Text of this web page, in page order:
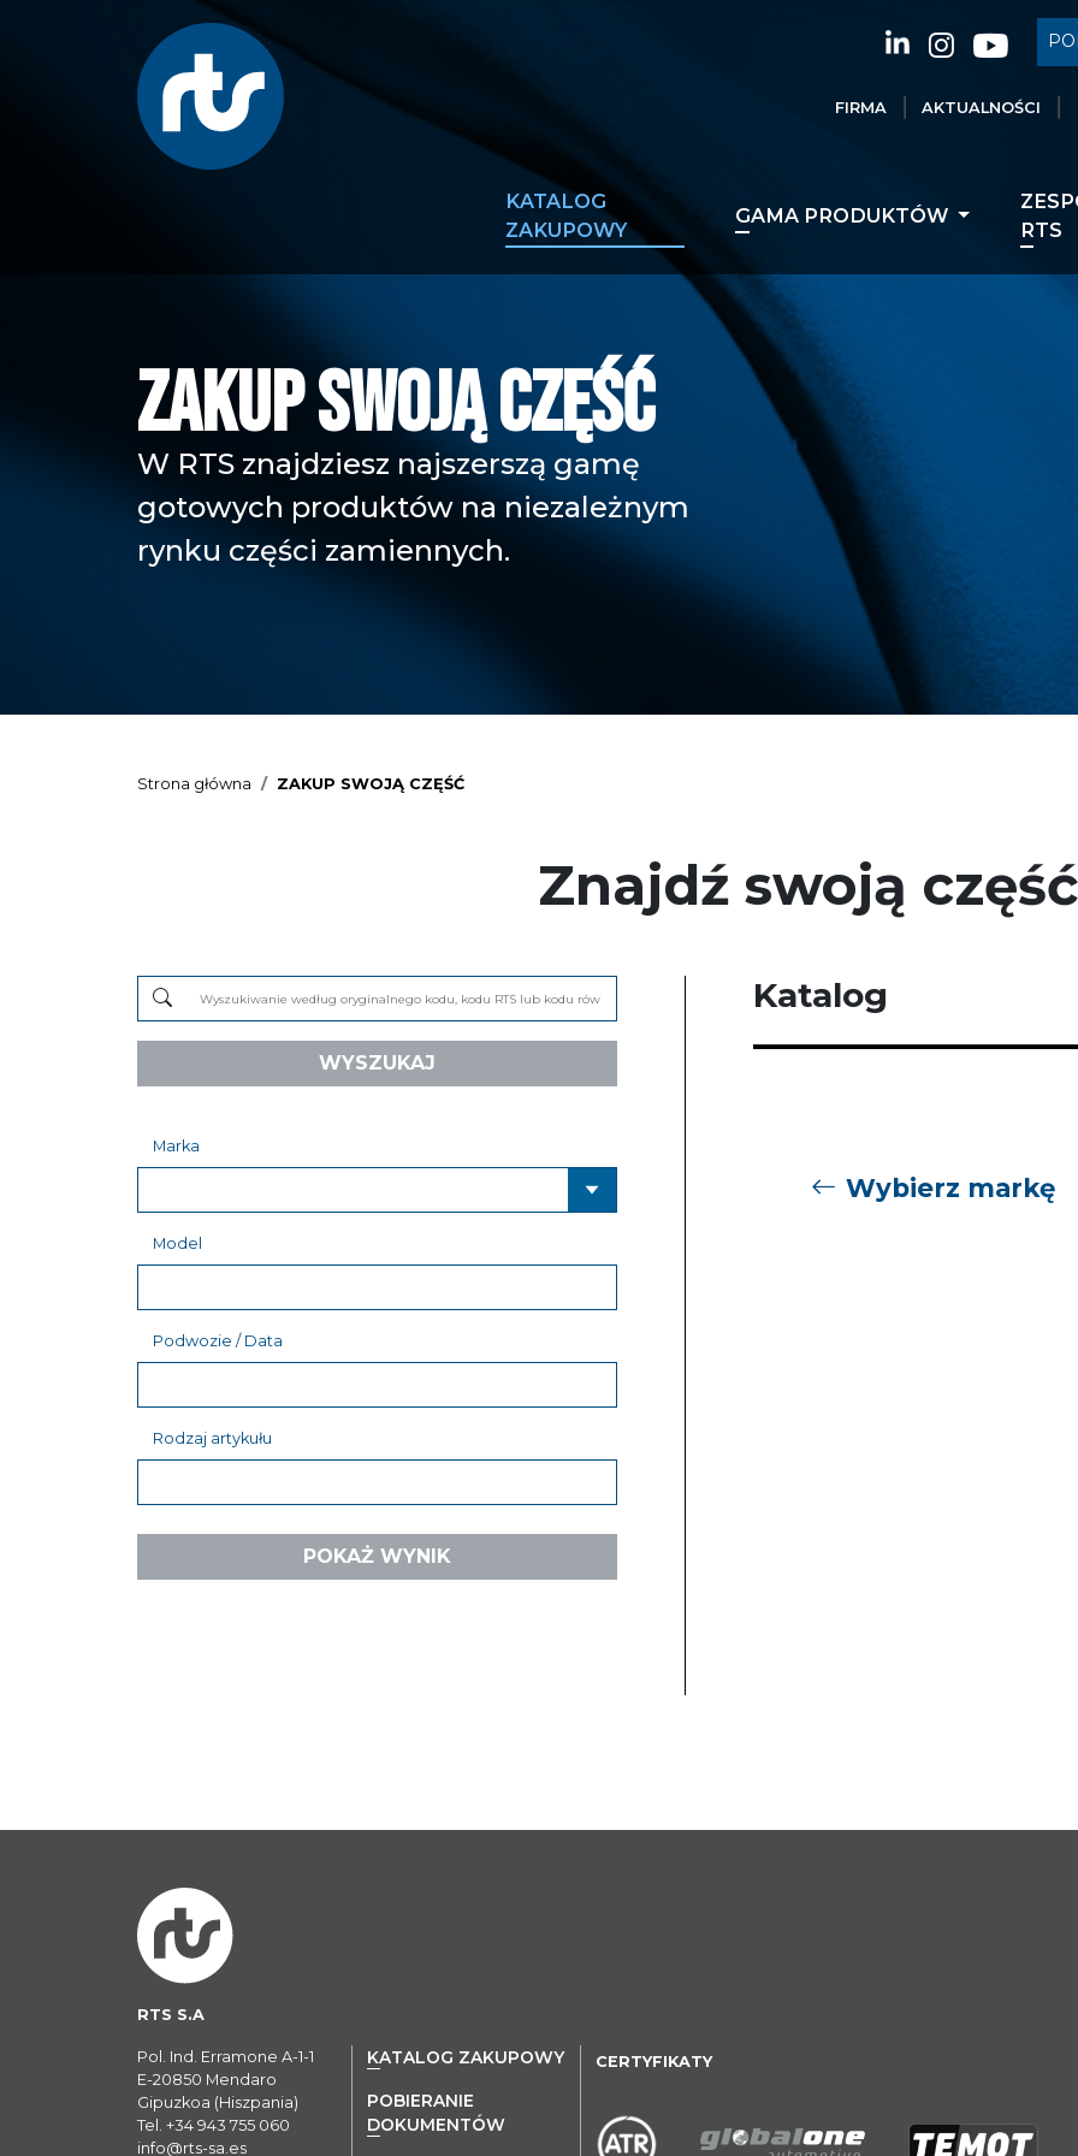
FIRMA AKTUALNOŚCI
KATALOG
ZAKUPOWY
GAMA PRODUKTÓW
RTS
ZAKUP SWOJĄ CZĘŚĆ
W RTS znajdziesz najszerszą gamę
gotowych produktów na niezależnym
rynku części zamiennych.
Strona główna ZAKUP SWOJĄ CZĘŚĆ
Znajdź swoją część
WYSZUKAJ
Marka
Wybierz markę
Model
Podwozie / Data
Rodzaj artykułu
POKAŻ WYNIK
Katalog
RTS S.A
Pol. Ind. Erramone A-1-1
E-20850 Mendaro
Gipuzkoa (Hiszpania)
Tel. +34 943 755 060
info@rts-sa.es
KATALOG ZAKUPOWY
POBIERANIE
DOKUMENTÓW
CERTYFIKATY